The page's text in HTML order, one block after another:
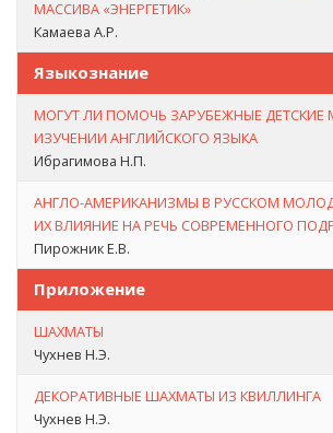
МАССИВА «ЭНЕРГЕТИК»
Камаева А.Р.
Языкознание
МОГУТ ЛИ ПОМОЧЬ ЗАРУБЕЖНЫЕ
ИЗУЧЕНИИ АНГЛИЙСКОГО ЯЗЫКА
Ибрагимова Н.П.
АНГЛО-АМЕРИКАНИЗМЫ В РУССКОМ
ИХ ВЛИЯНИЕ НА РЕЧЬ СОВРЕМЕННОГО
Пирожник Е.В.
Приложение
ШАХМАТЫ
Чухнев Н.Э.
ДЕКОРАТИВНЫЕ ШАХМАТЫ ИЗ КВИЛЛИНГА
Чухнев Н.Э.